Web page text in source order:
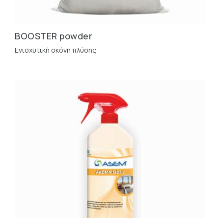
BOOSTER powder
Ενισχυτική σκόνη πλύσης